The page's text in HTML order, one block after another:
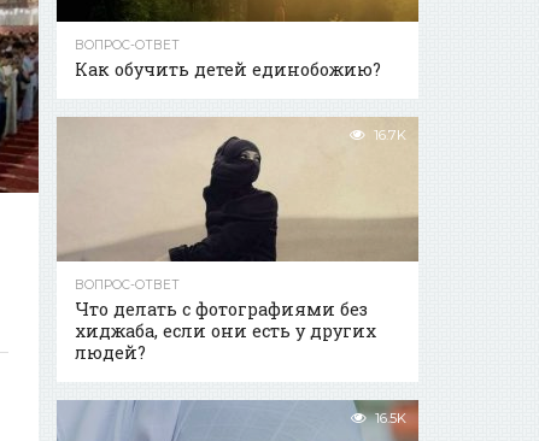
ВОПРОС-ОТВЕТ
Как обучить детей единобожию?
16.7K
ВОПРОС-ОТВЕТ
Что делать с фотографиями без
хиджаба, если они есть у других
людей?
16.5K